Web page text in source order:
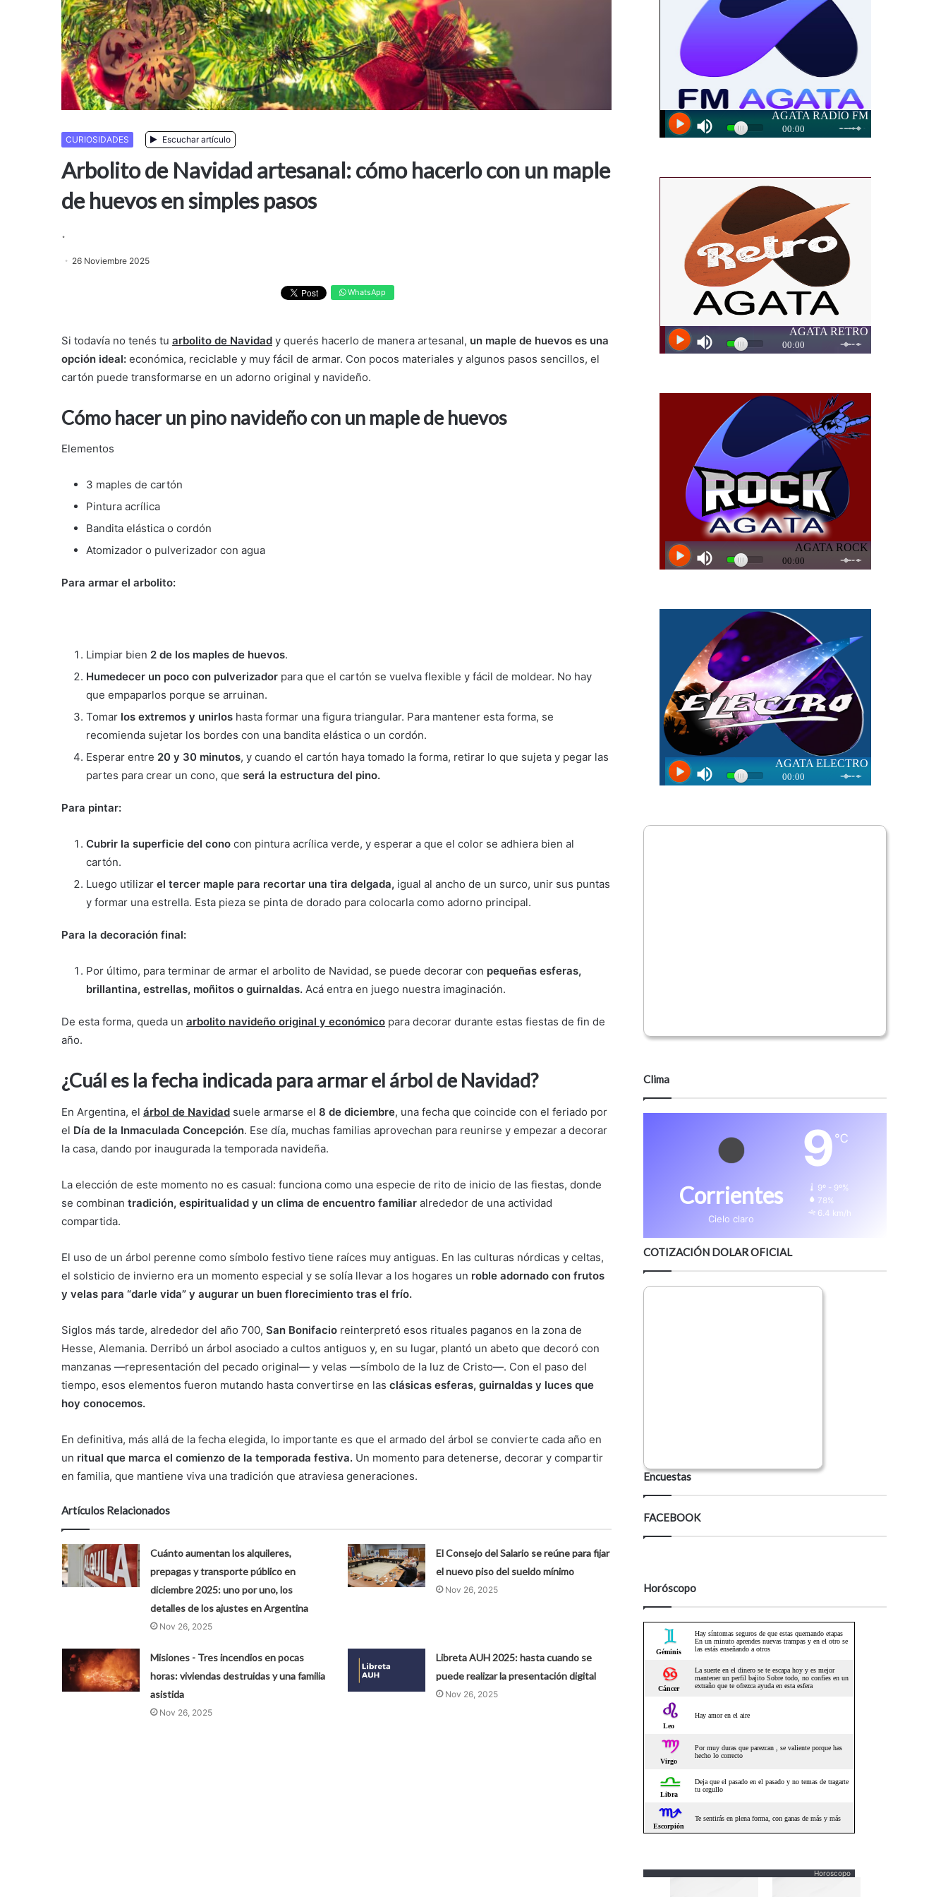
CURIOSIDADES Escuchar artículo
Arbolito de Navidad artesanal: cómo hacerlo con un maple
de huevos en simples pasos
.
26 Noviembre 2025
WhatsApp
Si todavía no tenés tu arbolito de Navidad y querés hacerlo de manera artesanal, un maple de huevos es una
opción ideal: económica, reciclable y muy fácil de armar. Con pocos materiales y algunos pasos sencillos, el
cartón puede transformarse en un adorno original y navideño.
Cómo hacer un pino navideño con un maple de huevos
Elementos
3 maples de cartón
Pintura acrílica
Bandita elástica o cordón
Atomizador o pulverizador con agua
Para armar el arbolito:
Limpiar bien 2 de los maples de huevos.
Humedecer un poco con pulverizador para que el cartón se vuelva flexible y fácil de moldear. No hay
que empaparlos porque se arruinan.
Tomar los extremos y unirlos hasta formar una figura triangular. Para mantener esta forma, se
recomienda sujetar los bordes con una bandita elástica o un cordón.
Esperar entre 20 y 30 minutos, y cuando el cartón haya tomado la forma, retirar lo que sujeta y pegar las
partes para crear un cono, que será la estructura del pino.
Para pintar:
Cubrir la superficie del cono con pintura acrílica verde, y esperar a que el color se adhiera bien al
cartón.
Luego utilizar el tercer maple para recortar una tira delgada, igual al ancho de un surco, unir sus puntas
y formar una estrella. Esta pieza se pinta de dorado para colocarla como adorno principal.
Para la decoración final:
Por último, para terminar de armar el arbolito de Navidad, se puede decorar con pequeñas esferas,
brillantina, estrellas, moñitos o guirnaldas. Acá entra en juego nuestra imaginación.
De esta forma, queda un arbolito navideño original y económico para decorar durante estas fiestas de fin de
año.
¿Cuál es la fecha indicada para armar el árbol de Navidad?
En Argentina, el árbol de Navidad suele armarse el 8 de diciembre, una fecha que coincide con el feriado por
el Día de la Inmaculada Concepción. Ese día, muchas familias aprovechan para reunirse y empezar a decorar
la casa, dando por inaugurada la temporada navideña.
La elección de este momento no es casual: funciona como una especie de rito de inicio de las fiestas, donde
se combinan tradición, espiritualidad y un clima de encuentro familiar alrededor de una actividad
compartida.
El uso de un árbol perenne como símbolo festivo tiene raíces muy antiguas. En las culturas nórdicas y celtas,
el solsticio de invierno era un momento especial y se solía llevar a los hogares un roble adornado con frutos
y velas para “darle vida” y augurar un buen florecimiento tras el frío.
Siglos más tarde, alrededor del año 700, San Bonifacio reinterpretó esos rituales paganos en la zona de
Hesse, Alemania. Derribó un árbol asociado a cultos antiguos y, en su lugar, plantó un abeto que decoró con
manzanas —representación del pecado original— y velas —símbolo de la luz de Cristo—. Con el paso del
tiempo, esos elementos fueron mutando hasta convertirse en las clásicas esferas, guirnaldas y luces que
hoy conocemos.
En definitiva, más allá de la fecha elegida, lo importante es que el armado del árbol se convierte cada año en
un ritual que marca el comienzo de la temporada festiva. Un momento para detenerse, decorar y compartir
en familia, que mantiene viva una tradición que atraviesa generaciones.
Artículos Relacionados
Cuánto aumentan los alquileres,
prepagas y transporte público en
diciembre 2025: uno por uno, los
detalles de los ajustes en Argentina
Nov 26, 2025
El Consejo del Salario se reúne para fijar
el nuevo piso del sueldo mínimo
Nov 26, 2025
Misiones - Tres incendios en pocas
horas: viviendas destruidas y una familia
asistida
Nov 26, 2025
Libreta AUH 2025: hasta cuando se
puede realizar la presentación digital
Nov 26, 2025
Clima
Corrientes
Cielo claro
9 ℃
9º - 9º%
78%
6.4 km/h
COTIZACIÓN DOLAR OFICIAL
Encuestas
FACEBOOK
Horóscopo
Horoscopo